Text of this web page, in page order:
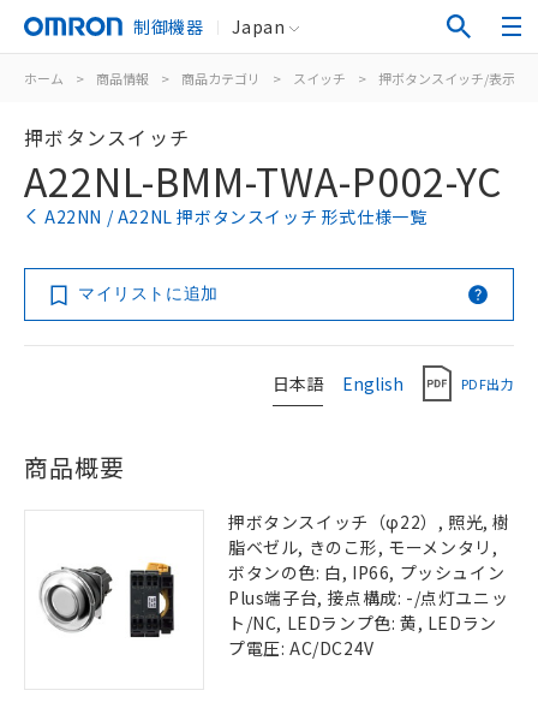
制御機器 Japan
ホーム > 商品情報 > 商品カテゴリ > スイッチ > 押ボタンスイッチ/表示灯
押ボタンスイッチ
A22NL-BMM-TWA-P002-YC
A22NN / A22NL 押ボタンスイッチ 形式仕様一覧
マイリストに追加
日本語 English PDF出力
商品概要
押ボタンスイッチ（φ22）, 照光, 樹
脂ベゼル, きのこ形, モーメンタリ,
ボタンの色: 白, IP66, プッシュイン
Plus端子台, 接点構成: -/点灯ユニッ
ト/NC, LEDランプ色: 黄, LEDラン
プ電圧: AC/DC24V